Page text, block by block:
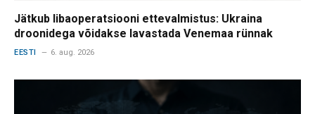
Jätkub libaoperatsiooni ettevalmistus: Ukraina
droonidega võidakse lavastada Venemaa rünnak
EESTI 6. aug. 2026